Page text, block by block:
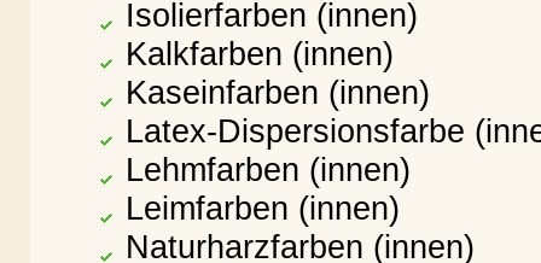
Isolierfarben (innen)
Kalkfarben (innen)
Kaseinfarben (innen)
Latex-Dispersionsfarbe
Lehmfarben (innen)
Leimfarben (innen)
Naturharzfarben (innen)